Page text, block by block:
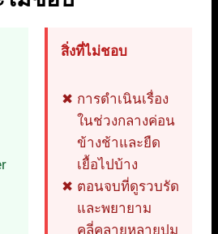
สิ่งที่ไม่ชอบ
การดำเนินเรื่อง
ในช่วงกลางค่อน
ข้างช้าและยืด
เยื้อไปบ้าง
ตอนจบที่ดูรวบรัด
และพยายาม
คลี่คลายหลายปม